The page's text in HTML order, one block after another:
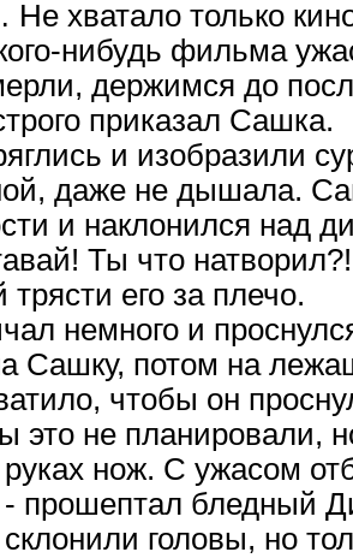
Не хватало только
нибудь фильма
держимся до
приказал Сашка.
и изобразили
даже не дышала.
и наклонился над
Ты что
трясти его за плечо.
немного и
Сашку, потом на
чтобы он
это не планировали,
нож. С ужасом
прошептал бледный
головы, но